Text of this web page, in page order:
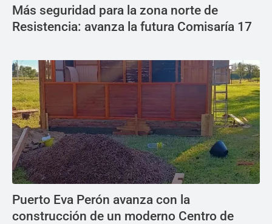
Más seguridad para la zona norte de
Resistencia: avanza la futura Comisaría 17
Puerto Eva Perón avanza con la
construcción de un moderno Centro de